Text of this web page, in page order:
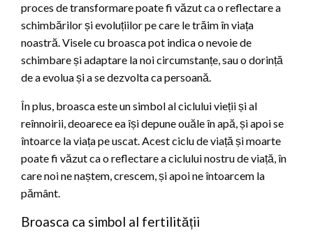
proces de transformare poate fi văzut ca o reflectare a
schimbărilor și evoluțiilor pe care le trăim în viața
noastră. Visele cu broasca pot indica o nevoie de
schimbare și adaptare la noi circumstanțe, sau o dorință
de a evolua și a se dezvolta ca persoană.
În plus, broasca este un simbol al ciclului vieții și al
reînnoirii, deoarece ea își depune ouăle în apă, și apoi se
întoarce la viața pe uscat. Acest ciclu de viață și moarte
poate fi văzut ca o reflectare a ciclului nostru de viață, în
care noi ne naștem, crescem, și apoi ne întoarcem la
pământ.
Broasca ca simbol al fertilității